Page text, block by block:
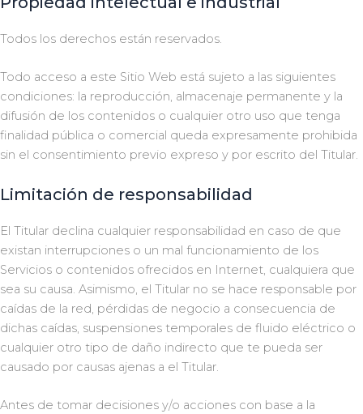
Todos los derechos están reservados.
Todo acceso a este Sitio Web está sujeto a las siguientes
condiciones: la reproducción, almacenaje permanente y la
difusión de los contenidos o cualquier otro uso que tenga
finalidad pública o comercial queda expresamente prohibida
sin el consentimiento previo expreso y por escrito del Titular.
Limitación de responsabilidad
El Titular declina cualquier responsabilidad en caso de que
existan interrupciones o un mal funcionamiento de los
Servicios o contenidos ofrecidos en Internet, cualquiera que
sea su causa. Asimismo, el Titular no se hace responsable por
caídas de la red, pérdidas de negocio a consecuencia de
dichas caídas, suspensiones temporales de fluido eléctrico o
cualquier otro tipo de daño indirecto que te pueda ser
causado por causas ajenas a el Titular.
Antes de tomar decisiones y/o acciones con base a la